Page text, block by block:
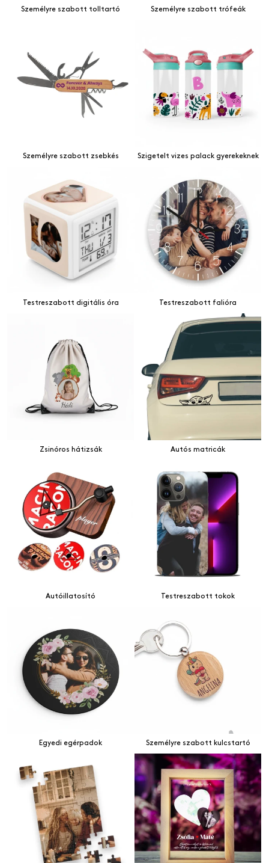
Személyre szabott tolltartó Személyre szabott trófeák
Személyre szabott zsebkés Szigetelt vizes palack gyerekeknek
Testreszabott digitális óra Testreszabott falióra
Zsinóros hátizsák Autós matricák
Autóillatosító Testreszabott tokok
Egyedi egérpadok Személyre szabott kulcstartó